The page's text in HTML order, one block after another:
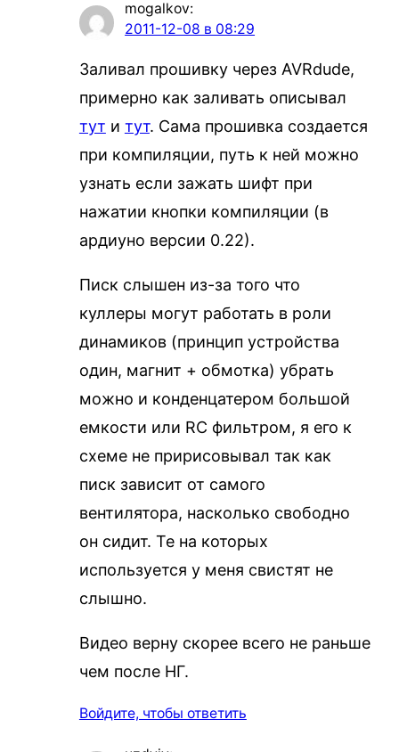
mogalkov:
2011-12-08 в 08:29
Заливал прошивку через AVRdude,
примерно как заливать описывал
тут и тут. Сама прошивка создается
при компиляции, путь к ней можно
узнать если зажать шифт при
нажатии кнопки компиляции (в
ардиуно версии 0.22).
Писк слышен из-за того что
куллеры могут работать в роли
динамиков (принцип устройства
один, магнит + обмотка) убрать
можно и конденцатером большой
емкости или RC фильтром, я его к
схеме не пририсовывал так как
писк зависит от самого
вентилятора, насколько свободно
он сидит. Те на которых
используется у меня свистят не
слышно.
Видео верну скорее всего не раньше
чем после НГ.
Войдите, чтобы ответить